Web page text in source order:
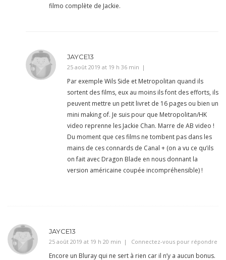
filmo complète de Jackie.
JAYCE13
25 août 2019 at 19 h 36 min
Par exemple Wils Side et Metropolitan quand ils
sortent des films, eux au moins ils font des efforts, ils
peuvent mettre un petit livret de 16 pages ou bien un
mini making of. Je suis pour que Metropolitan/HK
video reprenne les Jackie Chan. Marre de AB video !
Du moment que ces films ne tombent pas dans les
mains de ces connards de Canal + (on a vu ce qu’ils
on fait avec Dragon Blade en nous donnant la
version américaine coupée incompréhensible) !
JAYCE13
25 août 2019 at 19 h 20 min Connectez-vous pour répondre
Encore un Bluray qui ne sert à rien car il n’y a aucun bonus.